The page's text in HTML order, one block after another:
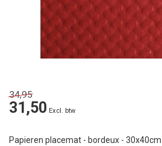
34,95
31,50 Excl. btw
Papieren placemat - bordeux -